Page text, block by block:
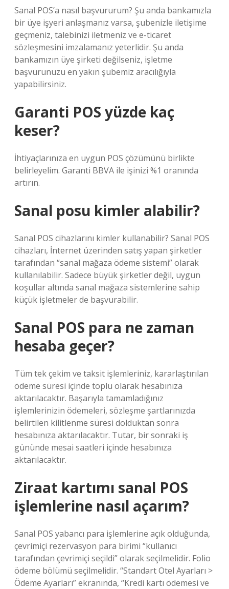
Sanal POS’a nasıl başvururum? Şu anda bankamızla
bir üye işyeri anlaşmanız varsa, şubenizle iletişime
geçmeniz, talebinizi iletmeniz ve e-ticaret
sözleşmesini imzalamanız yeterlidir. Şu anda
bankamızın üye şirketi değilseniz, işletme
başvurunuzu en yakın şubemiz aracılığıyla
yapabilirsiniz.
Garanti POS yüzde kaç
keser?
İhtiyaçlarınıza en uygun POS çözümünü birlikte
belirleyelim. Garanti BBVA ile işinizi %1 oranında
artırın.
Sanal posu kimler alabilir?
Sanal POS cihazlarını kimler kullanabilir? Sanal POS
cihazları, İnternet üzerinden satış yapan şirketler
tarafından “sanal mağaza ödeme sistemi” olarak
kullanılabilir. Sadece büyük şirketler değil, uygun
koşullar altında sanal mağaza sistemlerine sahip
küçük işletmeler de başvurabilir.
Sanal POS para ne zaman
hesaba geçer?
Tüm tek çekim ve taksit işlemleriniz, kararlaştırılan
ödeme süresi içinde toplu olarak hesabınıza
aktarılacaktır. Başarıyla tamamladığınız
işlemlerinizin ödemeleri, sözleşme şartlarınızda
belirtilen kilitlenme süresi dolduktan sonra
hesabınıza aktarılacaktır. Tutar, bir sonraki iş
gününde mesai saatleri içinde hesabınıza
aktarılacaktır.
Ziraat kartımı sanal POS
işlemlerine nasıl açarım?
Sanal POS yabancı para işlemlerine açık olduğunda,
çevrimiçi rezervasyon para birimi “kullanıcı
tarafından çevrimiçi seçildi” olarak seçilmelidir. Folio
ödeme bölümü seçilmelidir. “Standart Otel Ayarları >
Ödeme Ayarları” ekranında, “Kredi kartı ödemesi ve